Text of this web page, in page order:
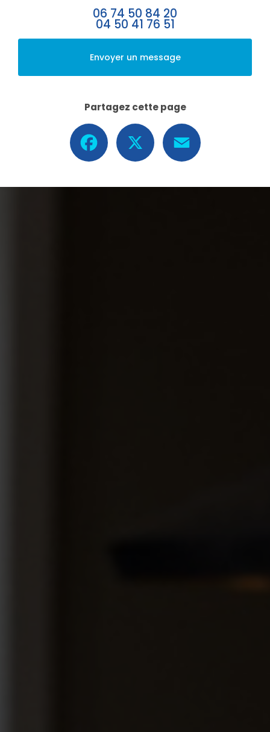
06 74 50 84 20
04 50 41 76 51
Envoyer un message
Partagez cette page
Facebook